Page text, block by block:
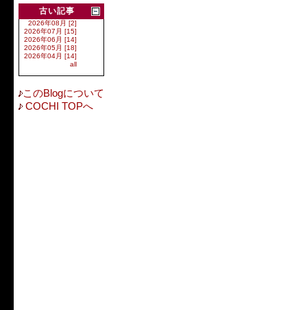
古い記事
2026年08月 [2]
2026年07月 [15]
2026年06月 [14]
2026年05月 [18]
2026年04月 [14]
all
このBlogについて
COCHI TOPへ